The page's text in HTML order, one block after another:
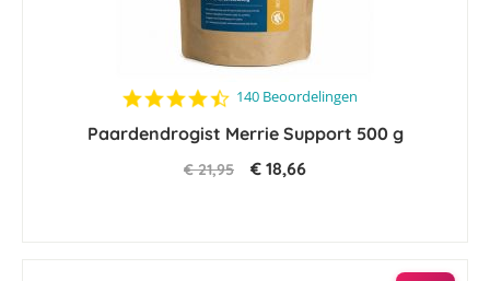
4.3
rating
140 Beoordelingen
Paardendrogist Merrie Support 500 g
€ 21,95 € 18,66